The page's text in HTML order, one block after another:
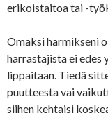
erikoistaitoa tai -
Omaksi harmikseni
harrastajista ei edes
lippaitaan. Tiedä
puutteesta vai
siihen kehtaisi